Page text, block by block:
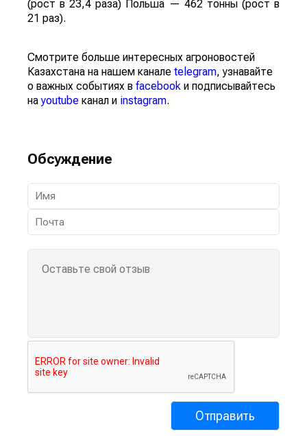
(рост в 23,4 раза) Польша — 462 тонны (рост в
21 раз).
Смотрите больше интересных агроновостей
Казахстана на нашем канале telegram, узнавайте
о важных событиях в facebook и подписывайтесь
наyoutube канал и instagram.
Обсуждение